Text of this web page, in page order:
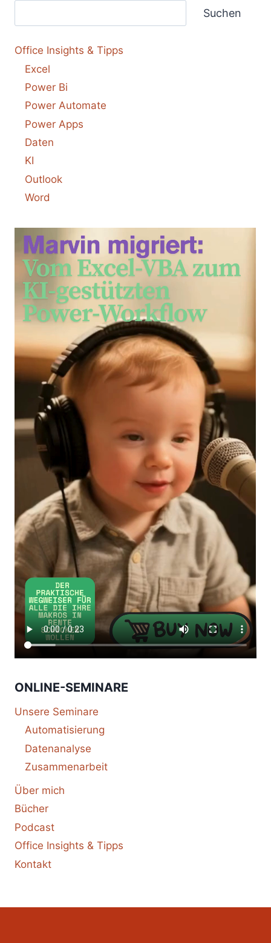
AUTOMATISCH
SORTIEREN
DIE
Suchen
Office Insights & Tipps
Excel
Power Bi
Power Automate
Power Apps
Daten
KI
Outlook
Word
ONLINE-SEMINARE
Unsere Seminare
Automatisierung
Datenanalyse
Zusammenarbeit
Über mich
Bücher
Podcast
Office Insights & Tipps
Kontakt